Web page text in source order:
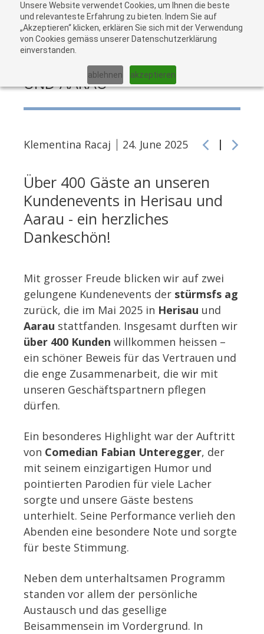
Unsere Website verwendet Cookies, um Ihnen die beste
und relevanteste Erfahrung zu bieten. Indem Sie auf
„Akzeptieren“ klicken, erklären Sie sich mit der Verwendung
von Cookies gemäss unserer Datenschutzerklärung
einverstanden.
ablehnen akzeptieren
KUNDENEVENTS IN HERISAU
UND AARAU
Klementina Racaj 24. June 2025
Über 400 Gäste an unseren
Kundenevents in Herisau und
Aarau - ein herzliches
Dankeschön!
Mit grosser Freude blicken wir auf zwei
gelungene Kundenevents der stürmsfs ag
zurück, die im Mai 2025 in Herisau und
Aarau stattfanden. Insgesamt durften wir
über 400 Kunden willkommen heissen –
ein schöner Beweis für das Vertrauen und
die enge Zusammenarbeit, die wir mit
unseren Geschäftspartnern pflegen
dürfen.
Ein besonderes Highlight war der Auftritt
von Comedian Fabian Unteregger, der
mit seinem einzigartigen Humor und
pointierten Parodien für viele Lacher
sorgte und unsere Gäste bestens
unterhielt. Seine Performance verlieh den
Abenden eine besondere Note und sorgte
für beste Stimmung.
Neben dem unterhaltsamen Programm
standen vor allem der persönliche
Austausch und das gesellige
Beisammensein im Vordergrund. In